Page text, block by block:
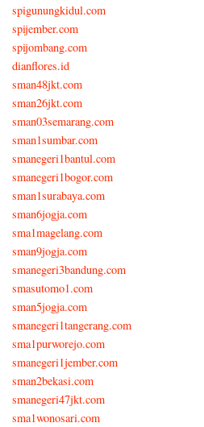
spigunungkidul.com
spijember.com
spijombang.com
dianflores.id
sman48jkt.com
sman26jkt.com
sman03semarang.com
sman1sumbar.com
smanegeri1bantul.com
smanegeri1bogor.com
sman1surabaya.com
sman6jogja.com
sma1magelang.com
sman9jogja.com
smanegeri3bandung.com
smasutomo1.com
sman5jogja.com
smanegeri1tangerang.com
sma1purworejo.com
smanegeri1jember.com
sman2bekasi.com
smanegeri47jkt.com
sma1wonosari.com